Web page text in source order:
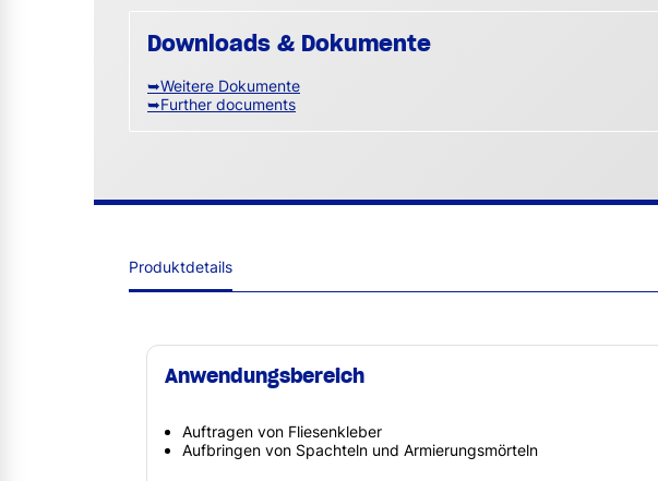
Downloads & Dokumente
➥Weitere Dokumente
➥Further documents
Produktdetails
Anwendungsbereich
Auftragen von Fliesenkleber
Aufbringen von Spachteln und Armierungsmörteln